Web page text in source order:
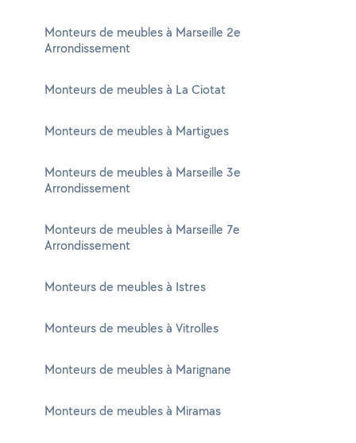
Monteurs de meubles à Marseille 2e
Arrondissement
Monteurs de meubles à La Ciotat
Monteurs de meubles à Martigues
Monteurs de meubles à Marseille 3e
Arrondissement
Monteurs de meubles à Marseille 7e
Arrondissement
Monteurs de meubles à Istres
Monteurs de meubles à Vitrolles
Monteurs de meubles à Marignane
Monteurs de meubles à Miramas